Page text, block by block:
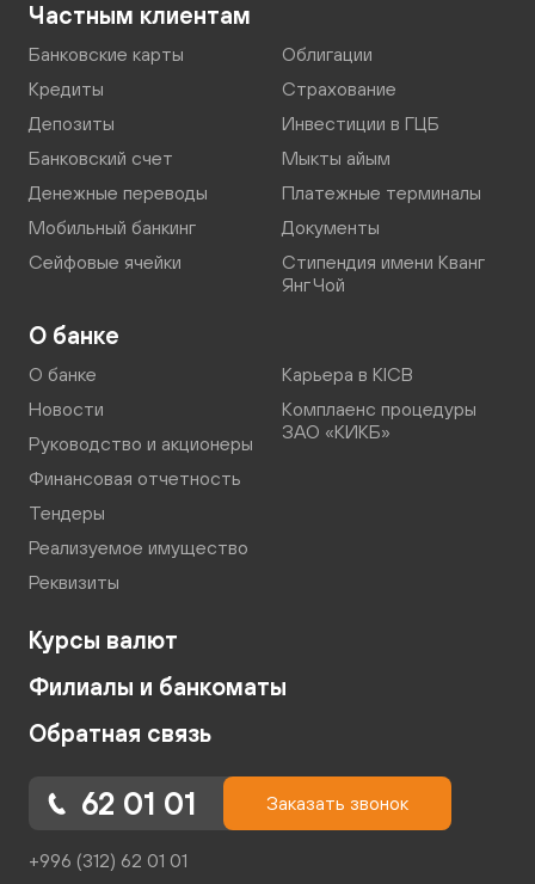
Частным клиентам
Банковские карты
Кредиты
Депозиты
Банковский счет
Денежные переводы
Мобильный банкинг
Сейфовые ячейки
Облигации
Страхование
Инвестиции в ГЦБ
Мыкты айым
Платежные терминалы
Документы
Стипендия имени Кванг
Янг Чой
О банке
О банке
Новости
Руководство и акционеры
Финансовая отчетность
Тендеры
Реализуемое имущество
Реквизиты
Карьера в KICB
Комплаенс процедуры
ЗАО «КИКБ»
Курсы валют
Филиалы и банкоматы
Обратная связь
62 01 01 Заказать звонок
+996 (312) 62 01 01